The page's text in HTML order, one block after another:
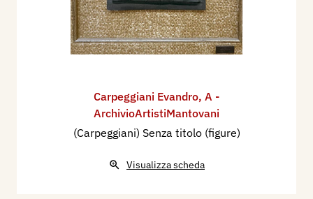
Carpeggiani Evandro, A -
ArchivioArtistiMantovani
(Carpeggiani) Senza titolo (figure)
Visualizza scheda